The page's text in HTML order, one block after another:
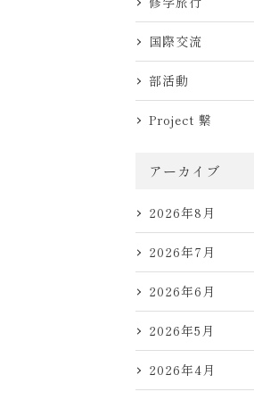
国際交流
部活動
Project 繋
アーカイブ
2026年8月
2026年7月
2026年6月
2026年5月
2026年4月